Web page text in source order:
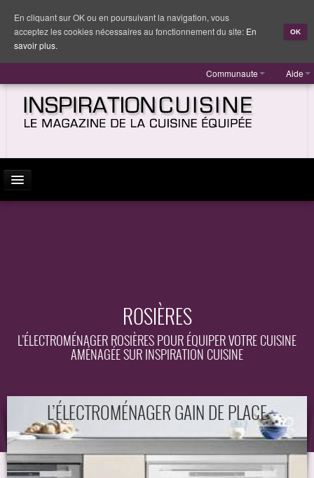
Communaute Aide
EQUIPEMENT
ROSIÈRES
L’ÉLECTROMÉNAGER ROSIÈRES POUR ÉQUIPER VOTRE CUISINE
AMÉNAGÉE SUR INSPIRATION CUISINE
L’ÉLECTROMÉNAGER GAIN DE PLACE
En cliquant sur OK ou en poursuivant la navigation, vous
acceptez les cookies nécessaires au fonctionnement du site: En
savoir plus.
OK